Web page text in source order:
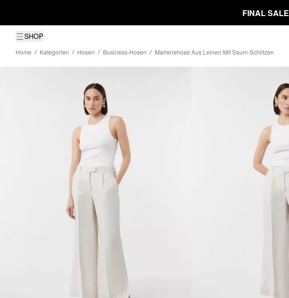
FINAL SALE
SHOP
Home
Kategorien Hosen Business-Hosen Marlenehose Aus Leinen Mit Saum-Schlitzen